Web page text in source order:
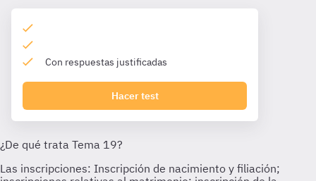
Con respuestas justificadas
Hacer test